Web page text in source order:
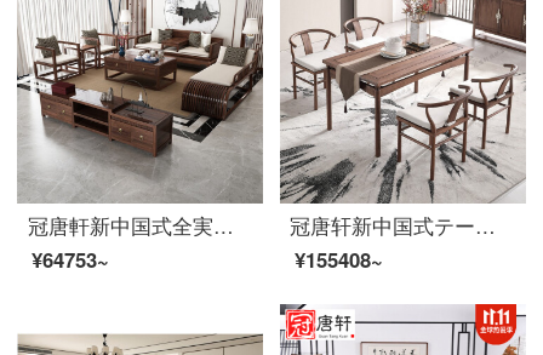
冠唐軒新中国式全実木ソファ現代禅意別荘大戸型黒胡桃木免漆客間家具セットカスタマイズテレビキャビネット
¥64753~
冠唐轩新中国式テーブルと组み合わせた现代简约な禅意北アメリカ黒胡桃のテーブル長方形テーブルテーブルテーブルテーブルに漆原木色のテーブル6つの椅子と6つのテーブルを用意しています。
¥155408~